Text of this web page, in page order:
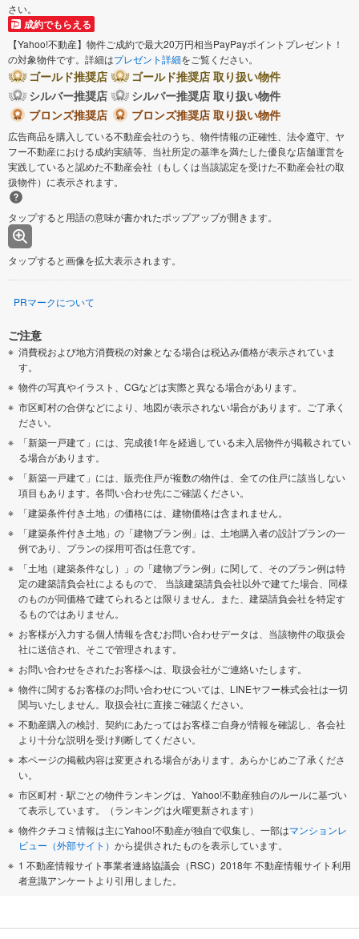
さい。
成約でもらえる
【Yahoo!不動産】物件ご成約で最大20万円相当PayPayポイントプレゼント！
の対象物件です。詳細はプレゼント詳細をご覧ください。
ゴールド推奨店
ゴールド推奨店 取り扱い物件
シルバー推奨店
シルバー推奨店 取り扱い物件
ブロンズ推奨店
ブロンズ推奨店 取り扱い物件
広告商品を購入している不動産会社のうち、物件情報の正確性、法令遵守、ヤ
フー不動産における成約実績等、当社所定の基準を満たした優良な店舗運営を
実践していると認めた不動産会社（もしくは当該認定を受けた不動産会社の取
扱物件）に表示されます。
タップすると用語の意味が書かれたポップアップが開きます。
タップすると画像を拡大表示されます。
PRマークについて
ご注意
消費税および地方消費税の対象となる場合は税込み価格が表示されていま
す。
物件の写真やイラスト、CGなどは実際と異なる場合があります。
市区町村の合併などにより、地図が表示されない場合があります。ご了承く
ださい。
「新築一戸建て」には、完成後1年を経過している未入居物件が掲載されてい
る場合があります。
「新築一戸建て」には、販売住戸が複数の物件は、全ての住戸に該当しない
項目もあります。各問い合わせ先にご確認ください。
「建築条件付き土地」の価格には、建物価格は含まれません。
「建築条件付き土地」の「建物プラン例」は、土地購入者の設計プランの一
例であり、プランの採用可否は任意です。
「土地（建築条件なし）」の「建物プラン例」に関して、そのプラン例は特
定の建築請負会社によるもので、 当該建築請負会社以外で建てた場合、同様
のものが同価格で建てられるとは限りません。また、建築請負会社を特定す
るものではありません。
お客様が入力する個人情報を含むお問い合わせデータは、当該物件の取扱会
社に送信され、そこで管理されます。
お問い合わせをされたお客様へは、取扱会社がご連絡いたします。
物件に関するお客様のお問い合わせについては、LINEヤフー株式会社は一切
関与いたしません。取扱会社に直接ご確認ください。
不動産購入の検討、契約にあたってはお客様ご自身が情報を確認し、各会社
より十分な説明を受け判断してください。
本ページの掲載内容は変更される場合があります。あらかじめご了承くださ
い。
市区町村・駅ごとの物件ランキングは、Yahoo!不動産独自のルールに基づい
て表示しています。（ランキングは火曜更新されます）
物件クチコミ情報は主にYahoo!不動産が独自で収集し、一部はマンションレ
ビュー（外部サイト） から提供されたものを表示しています。
1 不動産情報サイト事業者連絡協議会（RSC）2018年 不動産情報サイト利用
者意識アンケートより引用しました。